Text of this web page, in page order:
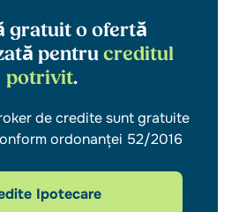
gratuit o ofertă
pentrucreditul
potrivit.
de credite sunt gratuite
ordonanței 52/2016
Ipotecare